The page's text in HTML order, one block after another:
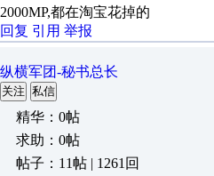
2000MP,都在淘宝花掉的
回复 引用 举报
纵横军团-秘书总长
关注 私信
精华：0帖
求助：0帖
帖子：11帖 | 1261回